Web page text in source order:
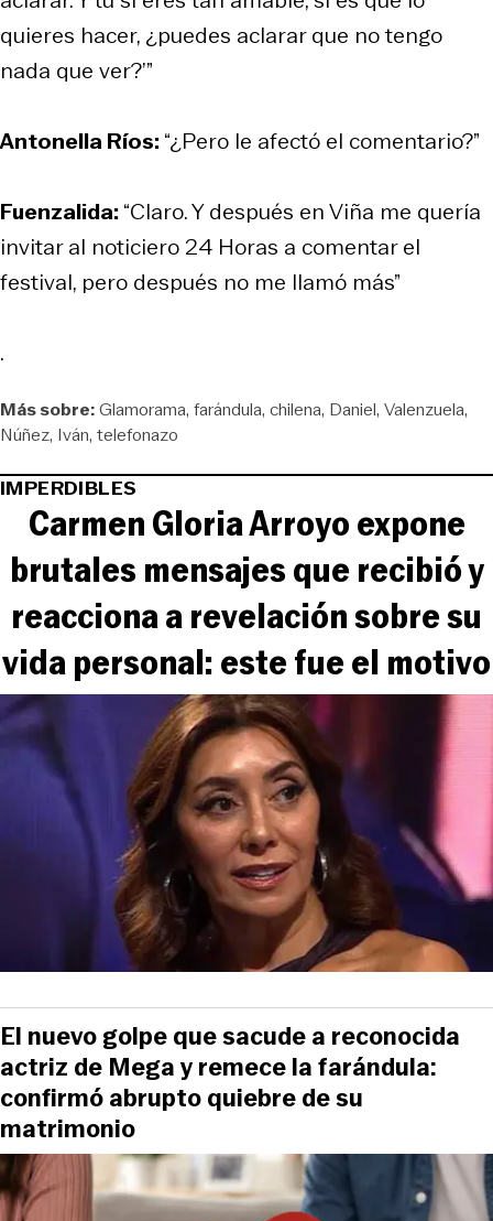
quieres hacer, ¿puedes aclarar que no tengo
nada que ver?’”
Antonella Ríos:“¿Pero le afectó el comentario?”
Fuenzalida:“Claro. Y después en Viña me quería
invitar al noticiero 24 Horas a comentar el
festival, pero después no me llamó más”
.
Más sobre:Glamorama farándula chilena Daniel Valenzuela
Núñez Iván telefonazo
IMPERDIBLES
Carmen Gloria Arroyo expone
brutales mensajes que recibió y
reacciona a revelación sobre su
vida personal: este fue el motivo
El nuevo golpe que sacude a reconocida
actriz de Mega y remece la farándula:
confirmó abrupto quiebre de su
matrimonio